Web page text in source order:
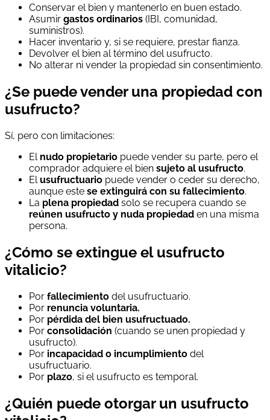
Conservar el bien y mantenerlo en buen estado.
Asumir gastos ordinarios (IBI, comunidad,
suministros).
Hacer inventario y, si se requiere, prestar fianza.
Devolver el bien al término del usufructo.
No alterar ni vender la propiedad sin consentimiento.
¿Se puede vender una propiedad con
usufructo?
Sí, pero con limitaciones:
El nudo propietario puede vender su parte, pero el
comprador adquiere el bien sujeto al usufructo.
Elusufructuario puede vender o ceder su derecho,
aunque este se extinguirá con su fallecimiento.
La plena propiedad solo se recupera cuando se
reúnen usufructo y nuda propiedad en una misma
persona.
¿Cómo se extingue el usufructo
vitalicio?
Por fallecimiento del usufructuario.
Por renuncia voluntaria.
Por pérdida del bien usufructuado.
Por consolidación (cuando se unen propiedad y
usufructo).
Por incapacidad o incumplimiento del
usufructuario.
Por plazo, si el usufructo es temporal.
¿Quién puede otorgar un usufructo